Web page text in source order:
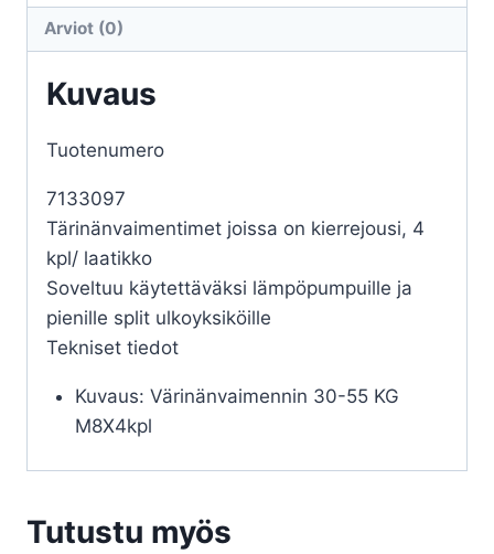
KG
M8x4kpl,vihreä
Arviot (0)
Kuvaus
Tuotenumero
7133097
Tärinänvaimentimet joissa on kierrejousi, 4
kpl/ laatikko
Soveltuu käytettäväksi lämpöpumpuille ja
pienille split ulkoyksiköille
Tekniset tiedot
Kuvaus: Värinänvaimennin 30-55 KG
M8X4kpl
Tutustu myös